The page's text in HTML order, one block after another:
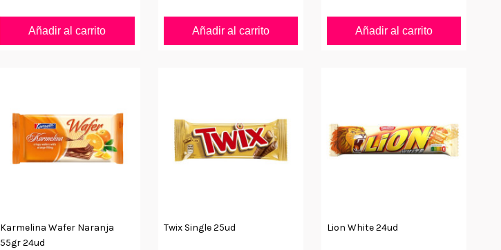
Añadir al carrito Añadir al carrito Añadir al carrito
Karmelina Wafer Naranja
55gr 24ud
Twix Single 25ud Lion White 24ud